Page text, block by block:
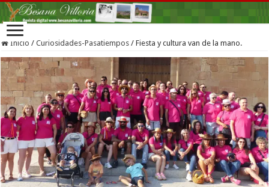
Inicio / Curiosidades-Pasatiempos / Fiesta y cultura van de la mano.